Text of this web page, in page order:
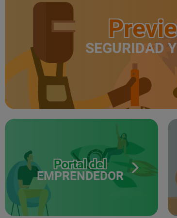
SEGURIDAD
Portal del
EMPRENDEDOR